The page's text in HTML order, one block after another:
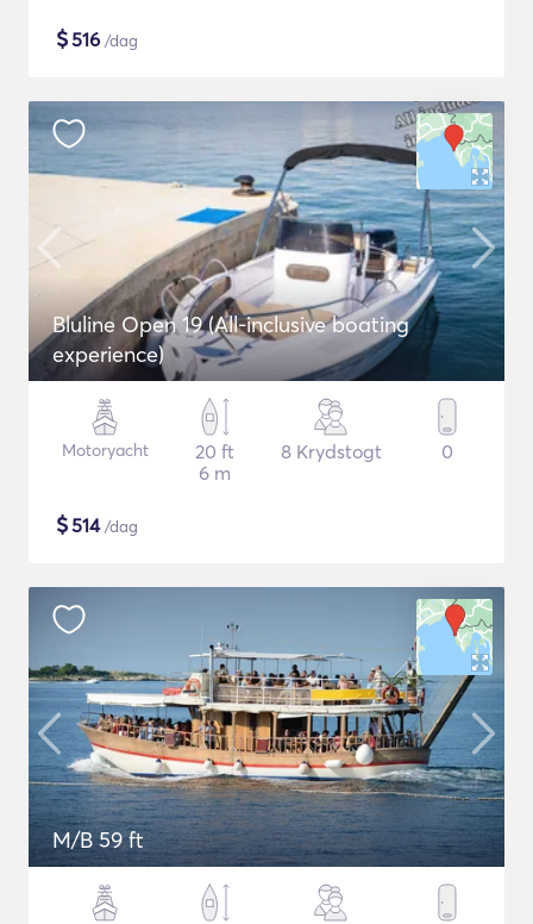
$516 /dag
Bluline Open 19 (All-inclusive boating
experience)
Motoryacht
20 ft
6 m
8 Krydstogt 0
$514/dag
M/B 59 ft